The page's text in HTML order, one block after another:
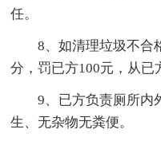
任。
8、如清理垃圾不合
分，罚已方100元，从已
9、已方负责厕所内
生、无杂物无粪便。